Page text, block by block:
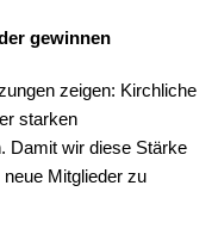
gewinnen
zeigen: Kirchliche
starken
Damit wir diese Stärke
Mitglieder zu